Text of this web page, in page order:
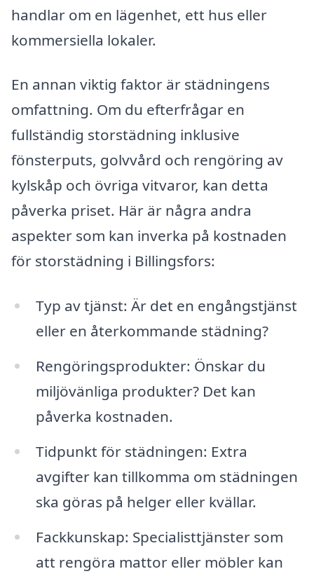
handlar om en lägenhet, ett hus eller
kommersiella lokaler.
En annan viktig faktor är städningens
omfattning. Om du efterfrågar en
fullständig storstädning inklusive
fönsterputs, golvvård och rengöring av
kylskåp och övriga vitvaror, kan detta
påverka priset. Här är några andra
aspekter som kan inverka på kostnaden
för storstädning i Billingsfors:
Typ av tjänst: Är det en engångstjänst
eller en återkommande städning?
Rengöringsprodukter: Önskar du
miljövänliga produkter? Det kan
påverka kostnaden.
Tidpunkt för städningen: Extra
avgifter kan tillkomma om städningen
ska göras på helger eller kvällar.
Fackkunskap: Specialisttjänster som
att rengöra mattor eller möbler kan